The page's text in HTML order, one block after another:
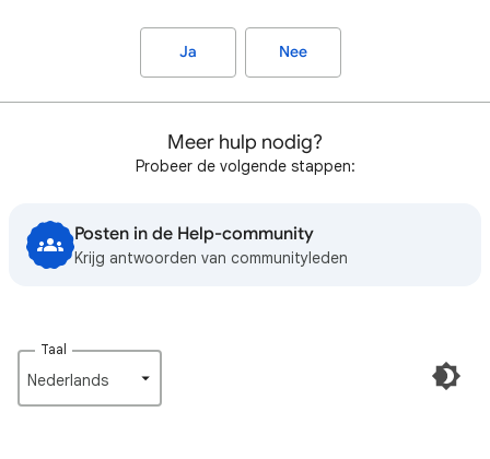
Ja Nee
Meer hulp nodig?
Probeer de volgende stappen:
Posten in de Help-community
Krijg antwoorden van communityleden
Taal
Nederlands‎